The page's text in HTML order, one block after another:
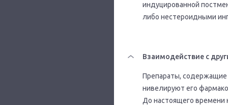
индуцированной
либо нестероидными
Взаимодействие с
Препараты, содержащие
нивелируют его
До настоящего времени